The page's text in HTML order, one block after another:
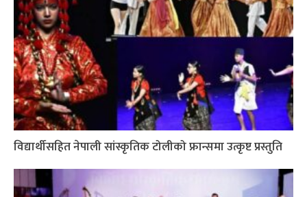
विद्यार्थीसहित नेपाली सांस्कृतिक टोलीको फ्रान्समा उत्कृष्ट प्रस्तुति